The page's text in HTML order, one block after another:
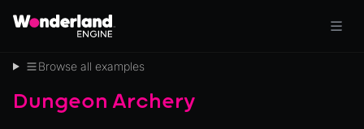
Browse all examples
Dungeon Archery